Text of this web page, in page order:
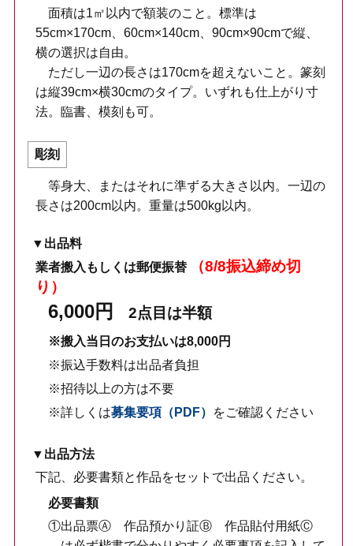
面積は1㎡以内で額装のこと。標準は
55cm×170cm、60cm×140cm、90cm×90cmで縦、
横の選択は自由。
ただし一辺の長さは170cmを超えないこと。篆刻
は縦39cm×横30cmのタイプ。いずれも仕上がり寸
法。臨書、模刻も可。
彫刻
等身大、またはそれに準ずる大きさ以内。一辺の
長さは200cm以内。重量は500kg以内。
▼出品料
業者搬入もしくは郵便振替
（8/8振込締め切
り）
6,000円 2点目は半額
※搬入当日のお支払いは8,000円
※振込手数料は出品者負担
※招待以上の方は不要
※詳しくは募集要項（PDF） をご確認ください
▼出品方法
下記、必要書類と作品をセットで出品ください。
必要書類
①出品票Ⓐ 作品預かり証Ⓑ 作品貼付用紙Ⓒ